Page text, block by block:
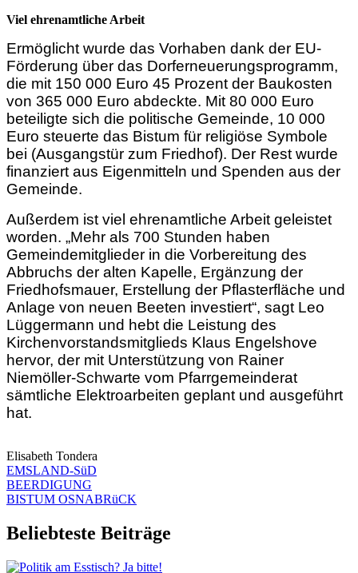
Viel ehrenamtliche Arbeit
Ermöglicht wurde das Vorhaben dank der EU-
Förderung über das Dorferneuerungsprogramm,
die mit 150 000 Euro 45 Prozent der Baukosten
von 365 000 Euro abdeckte. Mit 80 000 Euro
beteiligte sich die politische Gemeinde, 10 000
Euro steuerte das Bistum für religiöse Symbole
bei (Ausgangstür zum Friedhof). Der Rest wurde
finanziert aus Eigenmitteln und Spenden aus der
Gemeinde.
Außerdem ist viel ehrenamtliche Arbeit geleistet
worden. „Mehr als 700 Stunden haben
Gemeindemitglieder in die Vorbereitung des
Abbruchs der alten Kapelle, Ergänzung der
Friedhofsmauer, Erstellung der Pflasterfläche und
Anlage von neuen Beeten investiert“, sagt Leo
Lüggermann und hebt die Leistung des
Kirchenvorstandsmitglieds Klaus Engelshove
hervor, der mit Unterstützung von Rainer
Niemöller-Schwarte vom Pfarrgemeinderat
sämtliche Elektroarbeiten geplant und ausgeführt
hat.
Elisabeth Tondera
EMSLAND-SüD
BEERDIGUNG
BISTUM OSNABRüCK
Beliebteste Beiträge